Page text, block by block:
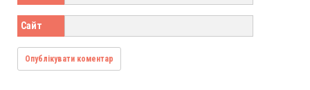
Сайт